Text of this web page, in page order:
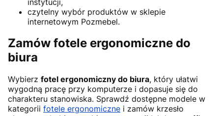
czytelny wybór produktów w sklepie
internetowym Pozmebel.
Zamów fotele ergonomiczne do
biura
Wybierz fotel ergonomiczny do biura, który ułatwi
wygodną pracę przy komputerze i dopasuje się do
charakteru stanowiska. Sprawdź dostępne modele w
kategorii fotele ergonomiczne i zamów krzesło